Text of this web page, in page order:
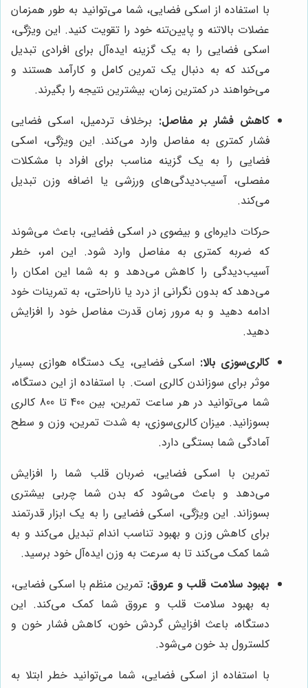
با استفاده از اسکی فضایی، شما می‌توانید به طور همزمان
عضلات بالاتنه و پایین‌تنه خود را تقویت کنید. این ویژگی،
اسکی فضایی را به یک گزینه ایده‌آل برای افرادی تبدیل
می‌کند که به دنبال یک تمرین کامل و کارآمد هستند و
می‌خواهند در کمترین زمان، بیشترین نتیجه را بگیرند.
کاهش فشار بر مفاصل: برخلاف تردمیل، اسکی فضایی
فشار کمتری به مفاصل وارد می‌کند. این ویژگی، اسکی
فضایی را به یک گزینه مناسب برای افراد با مشکلات
مفصلی، آسیب‌دیدگی‌های ورزشی یا اضافه وزن تبدیل
می‌کند.
حرکات دایره‌ای و بیضوی در اسکی فضایی، باعث می‌شوند
که ضربه کمتری به مفاصل وارد شود. این امر، خطر
آسیب‌دیدگی را کاهش می‌دهد و به شما این امکان را
می‌دهد که بدون نگرانی از درد یا ناراحتی، به تمرینات خود
ادامه دهید و به مرور زمان قدرت مفاصل خود را افزایش
دهید.
کالری‌سوزی بالا: اسکی فضایی، یک دستگاه هوازی بسیار
موثر برای سوزاندن کالری است. با استفاده از این دستگاه،
شما می‌توانید در هر ساعت تمرین، بین 400 تا 800 کالری
بسوزانید. میزان کالری‌سوزی، به شدت تمرین، وزن و سطح
آمادگی شما بستگی دارد.
تمرین با اسکی فضایی، ضربان قلب شما را افزایش
می‌دهد و باعث می‌شود که بدن شما چربی بیشتری
بسوزاند. این ویژگی، اسکی فضایی را به یک ابزار قدرتمند
برای کاهش وزن و بهبود تناسب اندام تبدیل می‌کند و به
شما کمک می‌کند تا به سرعت به وزن ایده‌آل خود برسید.
بهبود سلامت قلب و عروق: تمرین منظم با اسکی فضایی،
به بهبود سلامت قلب و عروق شما کمک می‌کند. این
دستگاه، باعث افزایش گردش خون، کاهش فشار خون و
کلسترول بد خون می‌شود.
با استفاده از اسکی فضایی، شما می‌توانید خطر ابتلا به